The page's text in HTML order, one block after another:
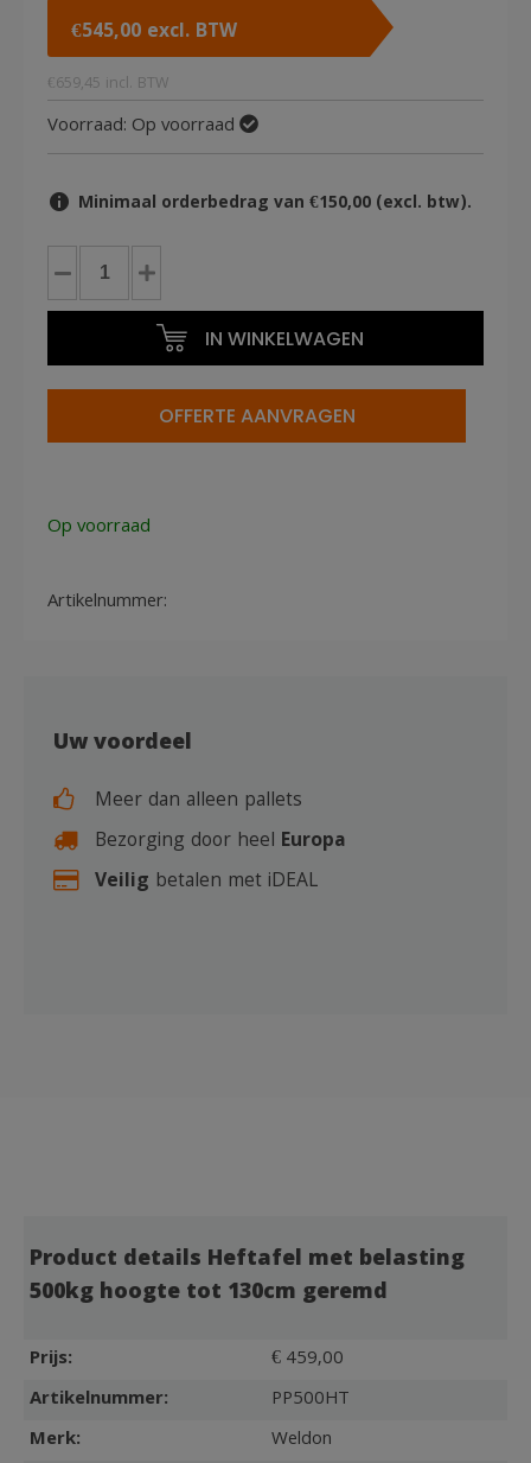
€545,00 excl. BTW
€ 659,45 incl. BTW
Voorraad: Op voorraad
Minimaal orderbedrag van €150,00 (excl. btw).
Heftafel
belasting
hoogte
855mm
aantal
IN WINKELWAGEN
OFFERTE AANVRAGEN
Op voorraad
Artikelnummer:
Uw voordeel
Meer dan alleen pallets
Bezorging door heel Europa
Veilig betalen met iDEAL
Product details Heftafel met belasting
500kg hoogte tot 130cm geremd
Prijs:
€ 459,00
Artikelnummer:
PP500HT
Merk:
Weldon